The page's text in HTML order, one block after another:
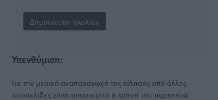
Υπενθύμιση:
Για την μερική αναπαραγωγή της είδησης από άλλες
ιστοσελίδες είναι απαραίτητη η χρήση του παρακάτω